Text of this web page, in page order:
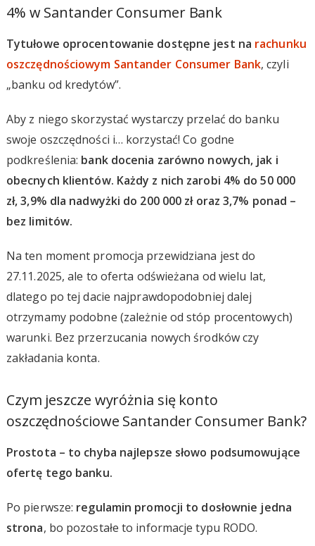
4% w Santander Consumer Bank
Tytułowe oprocentowanie dostępne jest na rachunku
oszczędnościowym Santander Consumer Bank, czyli
„banku od kredytów”.
Aby z niego skorzystać wystarczy przelać do banku
swoje oszczędności i… korzystać! Co godne
podkreślenia: bank docenia zarówno nowych, jak i
obecnych klientów. Każdy z nich zarobi 4% do 50 000
zł, 3,9% dla nadwyżki do 200 000 zł oraz 3,7% ponad –
bez limitów.
Na ten moment promocja przewidziana jest do
27.11.2025, ale to oferta odświeżana od wielu lat,
dlatego po tej dacie najprawdopodobniej dalej
otrzymamy podobne (zależnie od stóp procentowych)
warunki. Bez przerzucania nowych środków czy
zakładania konta.
Czym jeszcze wyróżnia się konto
oszczędnościowe Santander Consumer Bank?
Prostota – to chyba najlepsze słowo podsumowujące
ofertę tego banku.
Po pierwsze: regulamin promocji to dosłownie jedna
strona, bo pozostałe to informacje typu RODO.